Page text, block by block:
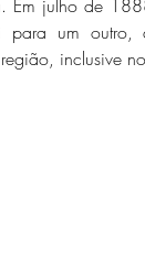
Em julho de
para um
inclusive